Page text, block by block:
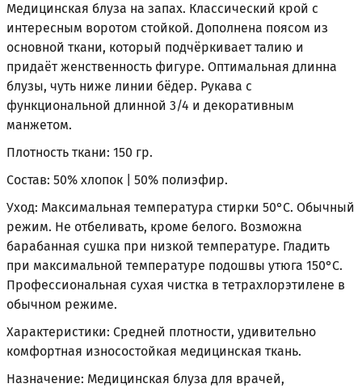
Медицинская блуза на запах. Классический крой с
интересным воротом стойкой. Дополнена поясом из
основной ткани, который подчёркивает талию и
придаёт женственность фигуре. Оптимальная длинна
блузы, чуть ниже линии бёдер. Рукава с
функциональной длинной 3/4 и декоративным
манжетом.
Плотность ткани: 150 гр.
Состав: 50% хлопок | 50% полиэфир.
Уход: Максимальная температура стирки 50°С. Обычный
режим. Не отбеливать, кроме белого. Возможна
барабанная сушка при низкой температуре. Гладить
при максимальной температуре подошвы утюга 150°С.
Профессиональная сухая чистка в тетрахлорэтилене в
обычном режиме.
Характеристики: Средней плотности, удивительно
комфортная износостойкая медицинская ткань.
Назначение: Медицинская блуза для врачей,